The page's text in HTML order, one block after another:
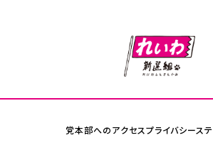
党本部へのアクセスプライバシース